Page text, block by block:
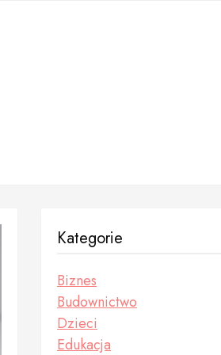
Kategorie
Biznes
Budownictwo
Dzieci
Edukacja